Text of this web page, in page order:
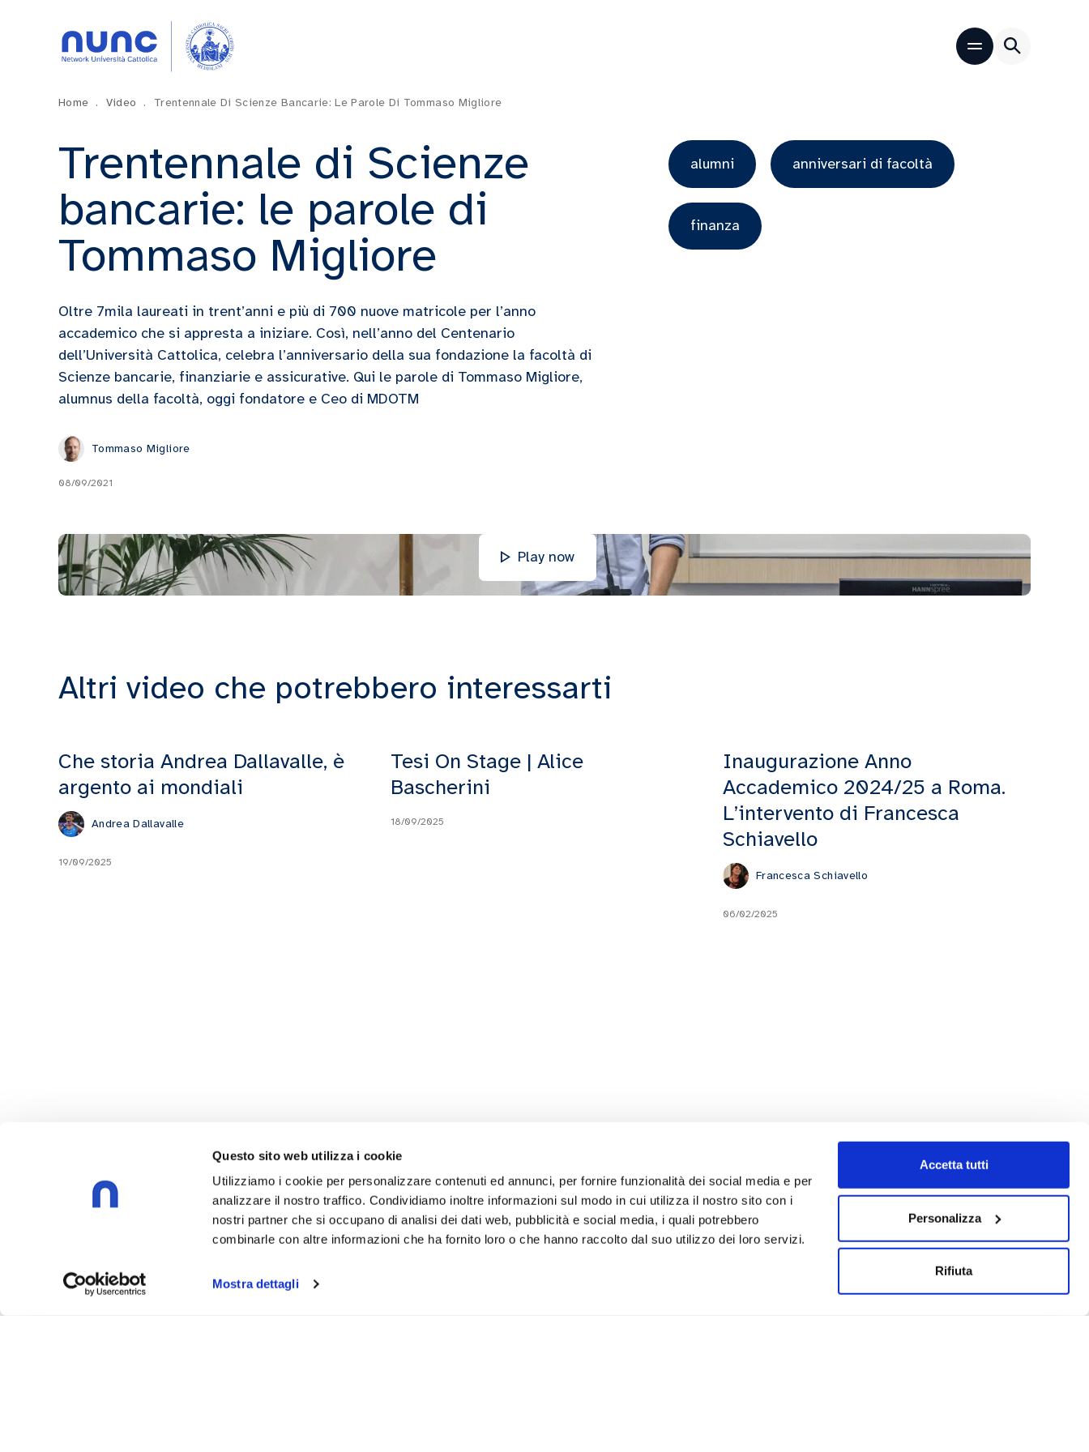
Questo sito web utilizza i cookie
Utilizziamo i cookie per personalizzare contenuti ed annunci, per fornire funzionalità dei social media e per
analizzare il nostro traffico. Condividiamo inoltre informazioni sul modo in cui utilizza il nostro sito con i
nostri partner che si occupano di analisi dei dati web, pubblicità e social media, i quali potrebbero
combinarle con altre informazioni che ha fornito loro o che hanno raccolto dal suo utilizzo dei loro servizi.
Mostra dettagli
Accetta tutti
Personalizza
Rifiuta
Home . Video . Trentennale Di Scienze Bancarie: Le Parole Di Tommaso Migliore
Trentennale di Scienze
bancarie: le parole di
Tommaso Migliore
Oltre 7mila laureati in trent’anni e più di 700 nuove matricole per l’anno
accademico che si appresta a iniziare. Così, nell’anno del Centenario
dell’Università Cattolica, celebra l’anniversario della sua fondazione la facoltà di
Scienze bancarie, finanziarie e assicurative. Qui le parole di Tommaso Migliore,
alumnus della facoltà, oggi fondatore e Ceo di MDOTM
Tommaso Migliore
08/09/2021
alumni anniversari di facoltà
finanza
Play now
Altri video che potrebbero interessarti
Che storia Andrea Dallavalle, è
argento ai mondiali
Andrea Dallavalle
19/09/2025
Tesi On Stage | Alice
Bascherini
18/09/2025
Inaugurazione Anno
Accademico 2024/25 a Roma.
L’intervento di Francesca
Schiavello
Francesca Schiavello
06/02/2025